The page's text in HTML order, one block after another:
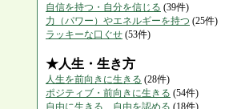
自信を持つ・自分を信じる (39件)
力（パワー）やエネルギーを持つ (25件)
ラッキーな口ぐせ (53件)
★人生・生き方
人生を前向きに生きる (28件)
ポジティブ・前向きに生きる (54件)
自由に生きる、自由を認める (18件)